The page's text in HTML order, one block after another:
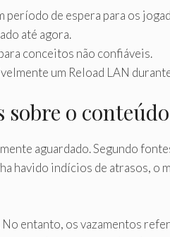
período de espera para os
até agora.
conceitos não confiáveis.
um Reload LAN
sobre o conteúdo
aguardado. Segundo
havido indícios de atrasos,
No entanto, os vazamentos